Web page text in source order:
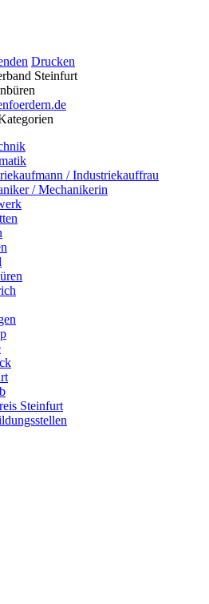
Drucken
Steinfurt
/ Industriekauffrau
/ Mechanikerin
Steinfurt